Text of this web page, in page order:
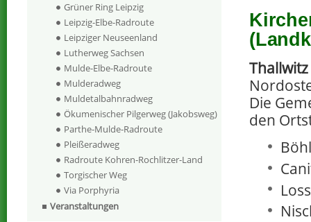
Thallwitz
Die
den
Grüner Ring Leipzig
Leipzig-Elbe-Radroute
Leipziger Neuseenland
Lutherweg Sachsen
Mulde-Elbe-Radroute
Mulderadweg
Muldetalbahnradweg
Ökumenischer Pilgerweg (Jakobsweg)
Parthe-Mulde-Radroute
Pleißeradweg
Radroute Kohren-Rochlitzer-Land
Torgischer Weg
Via Porphyria
Veranstaltungen